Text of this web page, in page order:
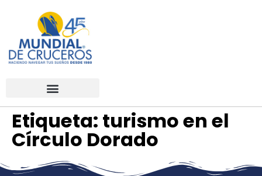
Etiqueta: turismo en el
Círculo Dorado